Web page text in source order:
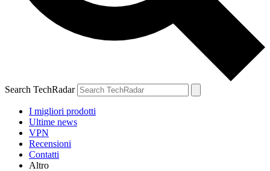
Search TechRadar
I migliori prodotti
Ultime news
VPN
Recensioni
Contatti
Altro